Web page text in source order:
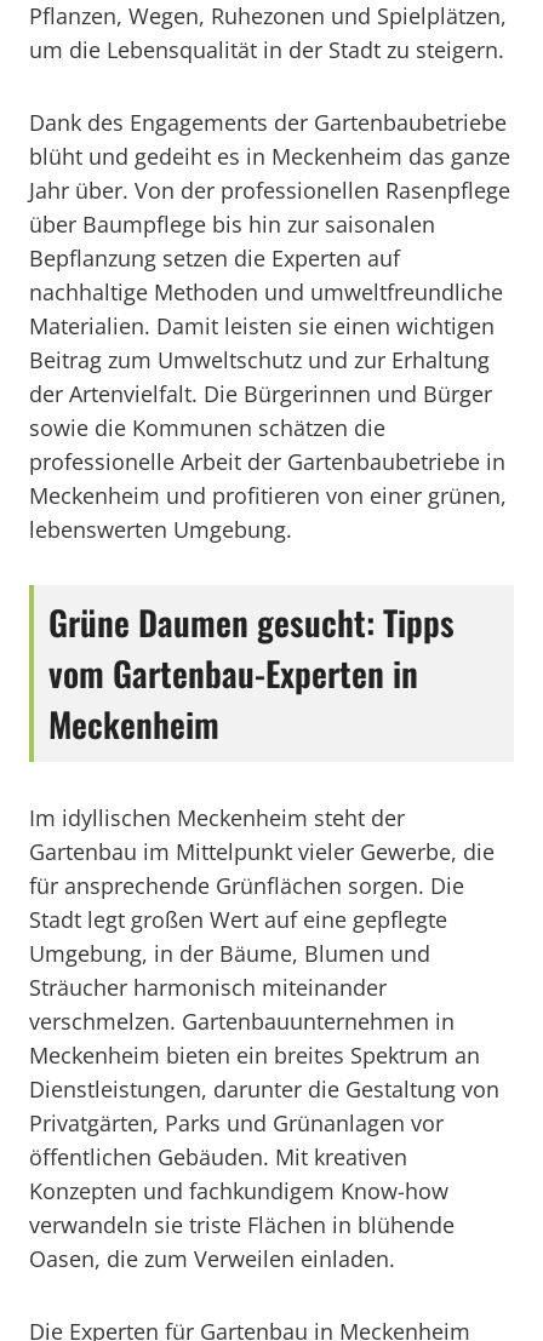
Pflanzen, Wegen, Ruhezonen und Spielplätzen,
um die Lebensqualität in der Stadt zu steigern.
Dank des Engagements der Gartenbaubetriebe
blüht und gedeiht es in Meckenheim das ganze
Jahr über. Von der professionellen Rasenpflege
über Baumpflege bis hin zur saisonalen
Bepflanzung setzen die Experten auf
nachhaltige Methoden und umweltfreundliche
Materialien. Damit leisten sie einen wichtigen
Beitrag zum Umweltschutz und zur Erhaltung
der Artenvielfalt. Die Bürgerinnen und Bürger
sowie die Kommunen schätzen die
professionelle Arbeit der Gartenbaubetriebe in
Meckenheim und profitieren von einer grünen,
lebenswerten Umgebung.
Grüne Daumen gesucht: Tipps
vom Gartenbau-Experten in
Meckenheim
Im idyllischen Meckenheim steht der
Gartenbau im Mittelpunkt vieler Gewerbe, die
für ansprechende Grünflächen sorgen. Die
Stadt legt großen Wert auf eine gepflegte
Umgebung, in der Bäume, Blumen und
Sträucher harmonisch miteinander
verschmelzen. Gartenbauunternehmen in
Meckenheim bieten ein breites Spektrum an
Dienstleistungen, darunter die Gestaltung von
Privatgärten, Parks und Grünanlagen vor
öffentlichen Gebäuden. Mit kreativen
Konzepten und fachkundigem Know-how
verwandeln sie triste Flächen in blühende
Oasen, die zum Verweilen einladen.
Die Experten für Gartenbau in Meckenheim